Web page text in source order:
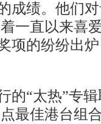
成绩。他们
一直以来喜
项的纷纷出
“太热”专辑
最佳港台组